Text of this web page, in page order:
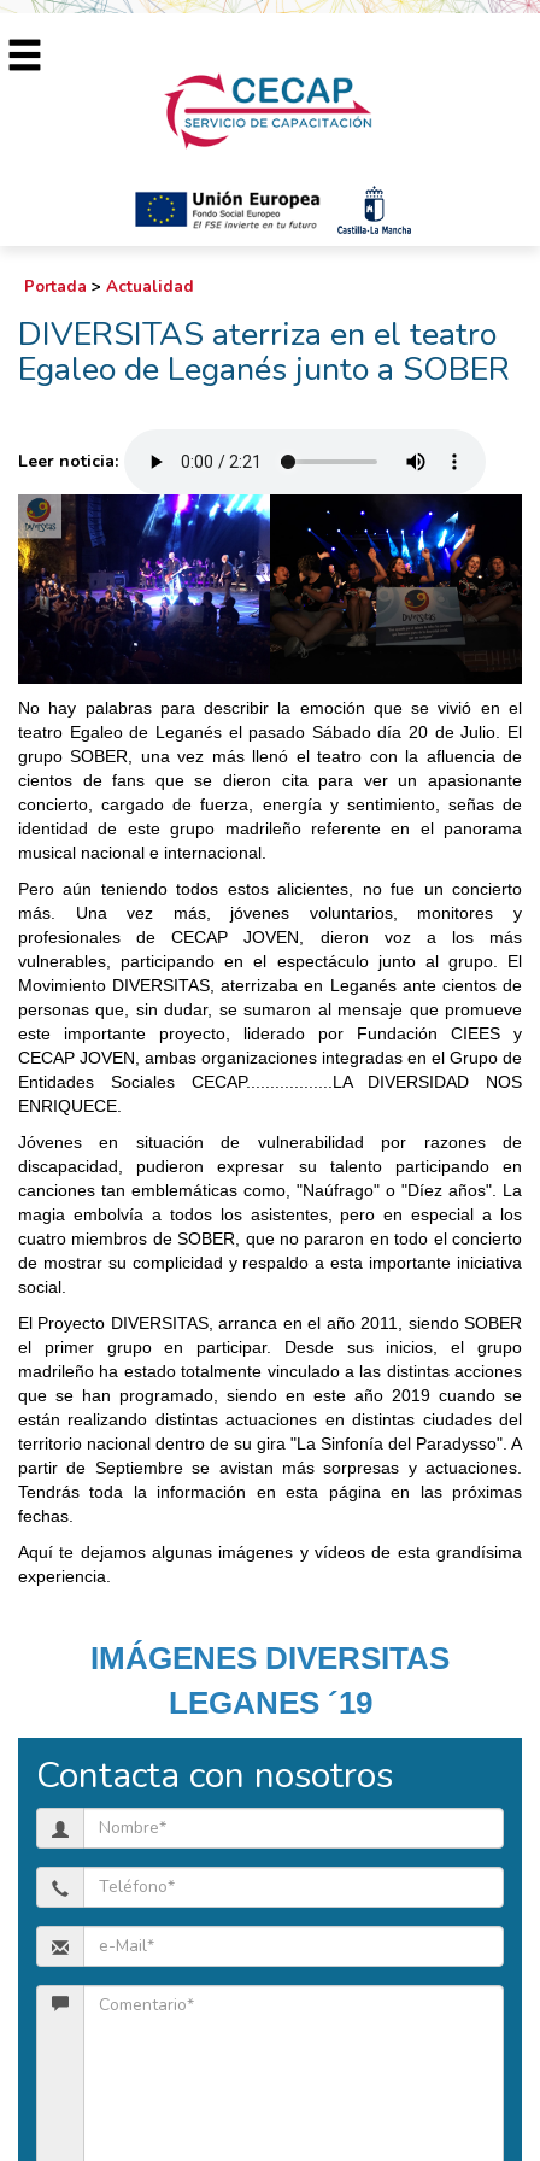
Portada > Actualidad
DIVERSITAS aterriza en el teatro
Egaleo de Leganés junto a SOBER
Leer noticia:
No hay palabras para describir la emoción que se vivió en el
teatro Egaleo de Leganés el pasado Sábado día 20 de Julio. El
grupo SOBER, una vez más llenó el teatro con la afluencia de
cientos de fans que se dieron cita para ver un apasionante
concierto, cargado de fuerza, energía y sentimiento, señas de
identidad de este grupo madrileño referente en el panorama
musical nacional e internacional.
Pero aún teniendo todos estos alicientes, no fue un concierto
más. Una vez más, jóvenes voluntarios, monitores y
profesionales de CECAP JOVEN, dieron voz a los más
vulnerables, participando en el espectáculo junto al grupo. El
Movimiento DIVERSITAS, aterrizaba en Leganés ante cientos de
personas que, sin dudar, se sumaron al mensaje que promueve
este importante proyecto, liderado por Fundación CIEES y
CECAP JOVEN, ambas organizaciones integradas en el Grupo de
Entidades Sociales CECAP..................LA DIVERSIDAD NOS
ENRIQUECE.
Jóvenes en situación de vulnerabilidad por razones de
discapacidad, pudieron expresar su talento participando en
canciones tan emblemáticas como, "Naúfrago" o "Díez años". La
magia embolvía a todos los asistentes, pero en especial a los
cuatro miembros de SOBER, que no pararon en todo el concierto
de mostrar su complicidad y respaldo a esta importante iniciativa
social.
El Proyecto DIVERSITAS, arranca en el año 2011, siendo SOBER
el primer grupo en participar. Desde sus inicios, el grupo
madrileño ha estado totalmente vinculado a las distintas acciones
que se han programado, siendo en este año 2019 cuando se
están realizando distintas actuaciones en distintas ciudades del
territorio nacional dentro de su gira "La Sinfonía del Paradysso". A
partir de Septiembre se avistan más sorpresas y actuaciones.
Tendrás toda la información en esta página en las próximas
fechas.
Aquí te dejamos algunas imágenes y vídeos de esta grandísima
experiencia.
IMÁGENES DIVERSITAS
LEGANES ´19
Contacta con nosotros